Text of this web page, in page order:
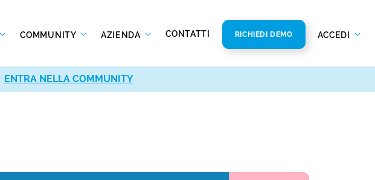
COMMUNITY AZIENDA CONTATTI RICHIEDI DEMO ACCEDI
ENTRA NELLA COMMUNITY